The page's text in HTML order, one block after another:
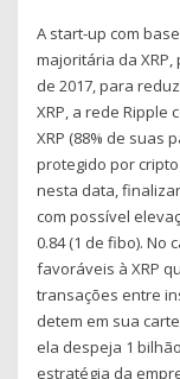
A start-up com
majoritária da XRP,
de 2017, para
XRP, a rede Ripple
XRP (88% de suas
protegido por
nesta data,
com possível
0.84 (1 de fibo). No
favoráveis à XRP
transações entre
detem em sua
ela despeja 1
estratégia da